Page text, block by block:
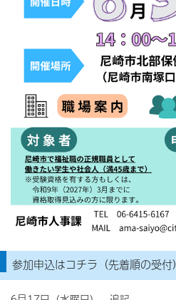
参加申込はコチラ（先着順の受付）